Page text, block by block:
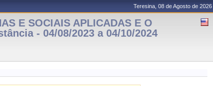
Teresina, 08 de Agosto de 2026
E SOCIAIS APLICADAS E O
- 04/08/2023 a 04/10/2024